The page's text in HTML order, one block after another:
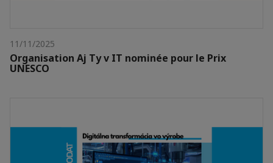
11/11/2025
Organisation Aj Ty v IT nominée pour le Prix
UNESCO